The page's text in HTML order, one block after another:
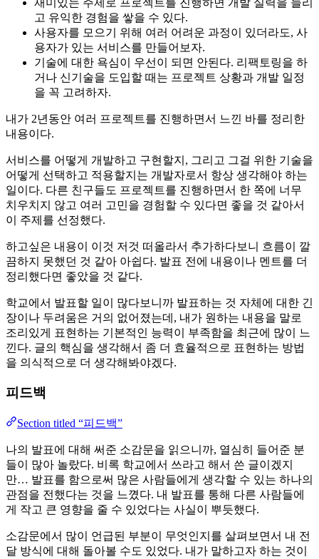
고 유익한 경험을 쌓을 수 있다.
사용자를 모으기 위해 여러 어려운 과정이 있더라도, 사
용자가 있는 서비스를 만들어보자.
기술에 대한 욕심이 우선이 되면 안된다. 리팩토링을 하
거나 신기술을 도입할 때는 프로젝트 상황과 개발 일정
을 꼭 고려하자.
내가 2년동안 여러 프로젝트를 진행하면서 느낀 바를 정리한
내용이다.
서비스를 어떻게 개발하고 구현할지, 그리고 그걸 위한 기술을
어떻게 선택하고 적용할지는 개발자로서 항상 생각해야 하는
일이다. 다른 친구들도 프로젝트를 진행하면서 한 쪽에 너무
치우치지 않고 여러 고민을 경험할 수 있다면 좋을 것 같아서
이 주제를 선정했다.
하고싶은 내용이 이것 저것 떠올라서 추가하다보니 흐름이 깔
끔하지 못했던 것 같아 아쉽다. 발표 전에 내용이나 멘트를 더
정리했다면 좋았을 것 같다.
학교에서 발표할 일이 많다보니까 발표하는 것 자체에 대한 긴
장이나 두려움은 거의 없어졌는데, 내가 원하는 내용을 말로
조리있게 표현하는 기본적인 능력이 부족함을 최근에 많이 느
낀다. 글의 핵심을 생각해서 좀 더 효율적으로 표현하는 방법
을 의식적으로 더 생각해봐야겠다.
피드백
Section titled “피드백”
나의 발표에 대해 써준 소감문을 읽으니까, 열심히 들어준 분
들이 많아 놀랐다. 비록 학교에서 쓰라고 해서 쓴 글이겠지
만… 발표를 함으로써 많은 사람들에게 생각할 수 있는 하나의
관점을 전했다는 것을 느꼈다. 내 발표를 통해 다른 사람들에
게 작고 큰 영향을 줄 수 있었다는 사실이 뿌듯했다.
소감문에서 많이 언급된 부분이 무엇인지를 살펴보면서 내 전
달 방식에 대해 돌아볼 수도 있었다. 내가 말하고자 하는 것이